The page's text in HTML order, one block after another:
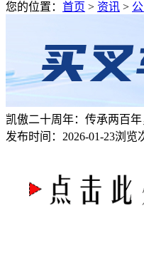
您的位置： 首页 > 资讯 >
凯傲二十周年：传承两百
发布时间： 2026-01-23浏览